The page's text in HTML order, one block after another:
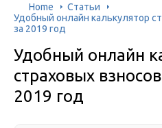
Home
Статьи
Удобный онлайн калькулятор
за 2019 год
Удобный онлайн
страховых
2019 год